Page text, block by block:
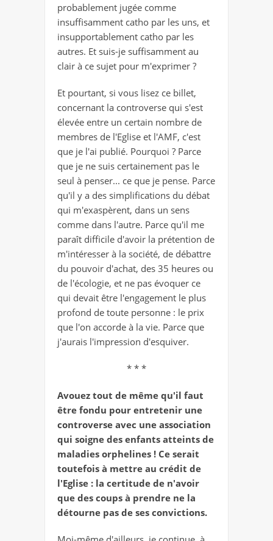
probablement jugée comme
insuffisamment catho par les uns, et
insupportablement catho par les
autres. Et suis-je suffisamment au
clair à ce sujet pour m'exprimer ?
Et pourtant, si vous lisez ce billet,
concernant la controverse qui s'est
élevée entre un certain nombre de
membres de l'Eglise et l'AMF, c'est
que je l'ai publié. Pourquoi ? Parce
que je ne suis certainement pas le
seul à penser... ce que je pense. Parce
qu'il y a des simplifications du débat
qui m'exaspèrent, dans un sens
comme dans l'autre. Parce qu'il me
paraît difficile d'avoir la prétention de
m'intéresser à la société, de débattre
du pouvoir d'achat, des 35 heures ou
de l'écologie, et ne pas évoquer ce
qui devait être l'engagement le plus
profond de toute personne : le prix
que l'on accorde à la vie. Parce que
j'aurais l'impression d'esquiver.
* * *
Avouez tout de même qu'il faut
être fondu pour entretenir une
controverse avec une association
qui soigne des enfants atteints de
maladies orphelines ! Ce serait
toutefois à mettre au crédit de
l'Eglise : la certitude de n'avoir
que des coups à prendre ne la
détourne pas de ses convictions.